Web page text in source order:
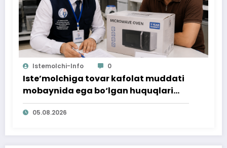
Istemolchi-Info 0
Iste’molchiga tovar kafolat muddati
mobaynida ega bo‘lgan huquqlari
ta’minlab berildi
05.08.2026